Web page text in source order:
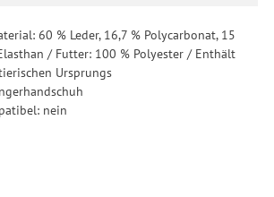
60 % Leder, 16,7 % Polycarbonat, 15
/ Futter: 100 % Polyester / Enthält
Ursprungs
nein